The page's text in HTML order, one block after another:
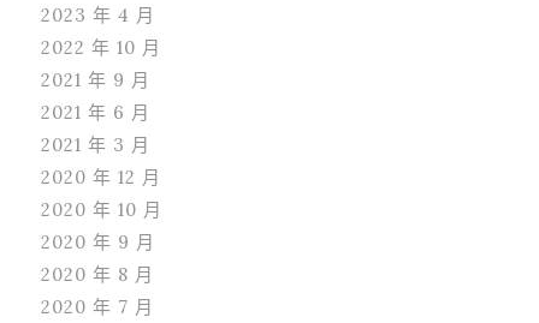
2023 年 4 月
2022 年 10 月
2021 年 9 月
2021 年 6 月
2021 年 3 月
2020 年 12 月
2020 年 10 月
2020 年 9 月
2020 年 8 月
2020 年 7 月